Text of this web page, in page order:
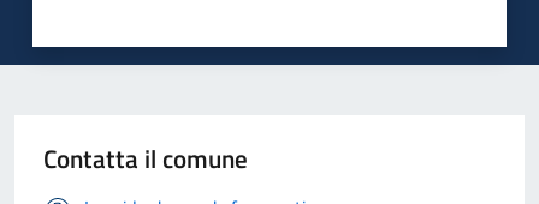
Contatta il comune